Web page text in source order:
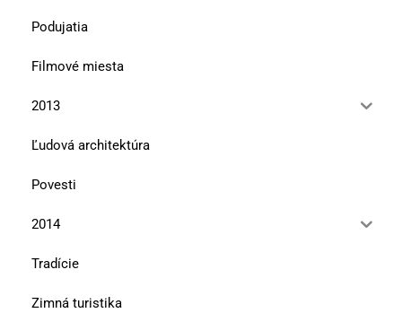
Podujatia
Filmové miesta
2013
Ľudová architektúra
Povesti
2014
Tradície
Zimná turistika